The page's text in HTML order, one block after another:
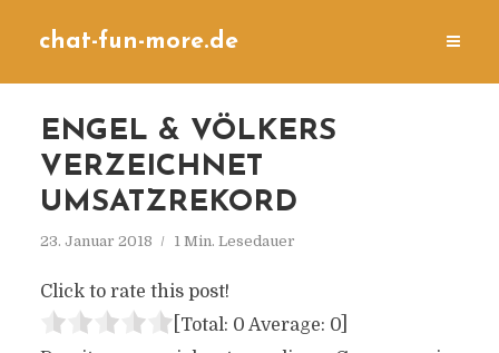
chat-fun-more.de
ENGEL & VÖLKERS
VERZEICHNET
UMSATZREKORD
23. Januar 2018 1 Min. Lesedauer
Click to rate this post!
[Total: 0 Average: 0]